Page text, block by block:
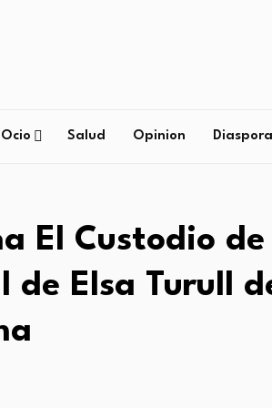
Salud Opinion Diaspora
El Custodio de
de Elsa Turull